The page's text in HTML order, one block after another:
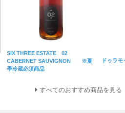
SIX THREE ESTATE 02
CABERNET SAUVIGNON ※夏
季冷蔵必須商品
ドゥラ
すべてのおすすめ商品を見る